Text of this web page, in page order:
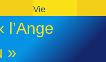
Vie
l’Ange
»